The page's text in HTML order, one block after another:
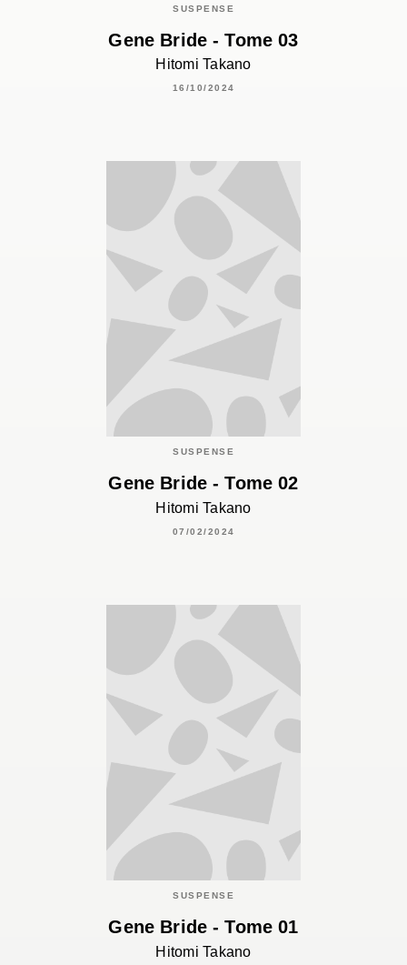
SUSPENSE
Gene Bride - Tome 03
Hitomi Takano
16/10/2024
SUSPENSE
Gene Bride - Tome 02
Hitomi Takano
07/02/2024
SUSPENSE
Gene Bride - Tome 01
Hitomi Takano